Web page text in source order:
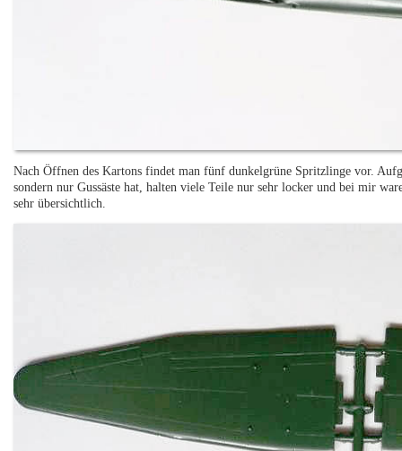
Nach Öffnen des Kartons findet man fünf dunkelgrüne Spritzlinge vor.
sondern nur Gussäste hat, halten viele Teile nur sehr locker und bei mir
sehr übersichtlich.